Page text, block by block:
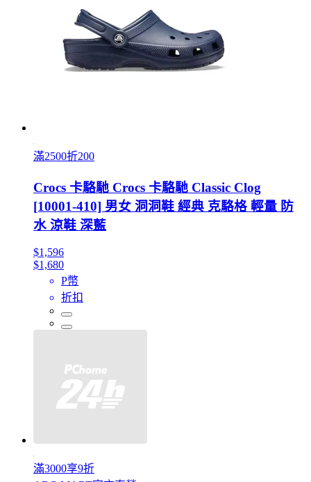
滿2500折200
Crocs 卡駱馳 Crocs 卡駱馳 Classic Clog
[10001-410] 男女 洞洞鞋 經典 克駱格 輕量 防
水 涼鞋 深藍
$1,596
$1,680
P幣
折扣
滿3000享9折